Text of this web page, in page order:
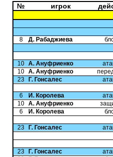
№ игрок
8
Д. Рабаджиева
10 А. Ануфриенко
10 А. Ануфриенко
23
Г. Гонсалес
6
И. Королева
10 А. Ануфриенко
6
И. Королева
23
Г. Гонсалес
23
Г. Гонсалес